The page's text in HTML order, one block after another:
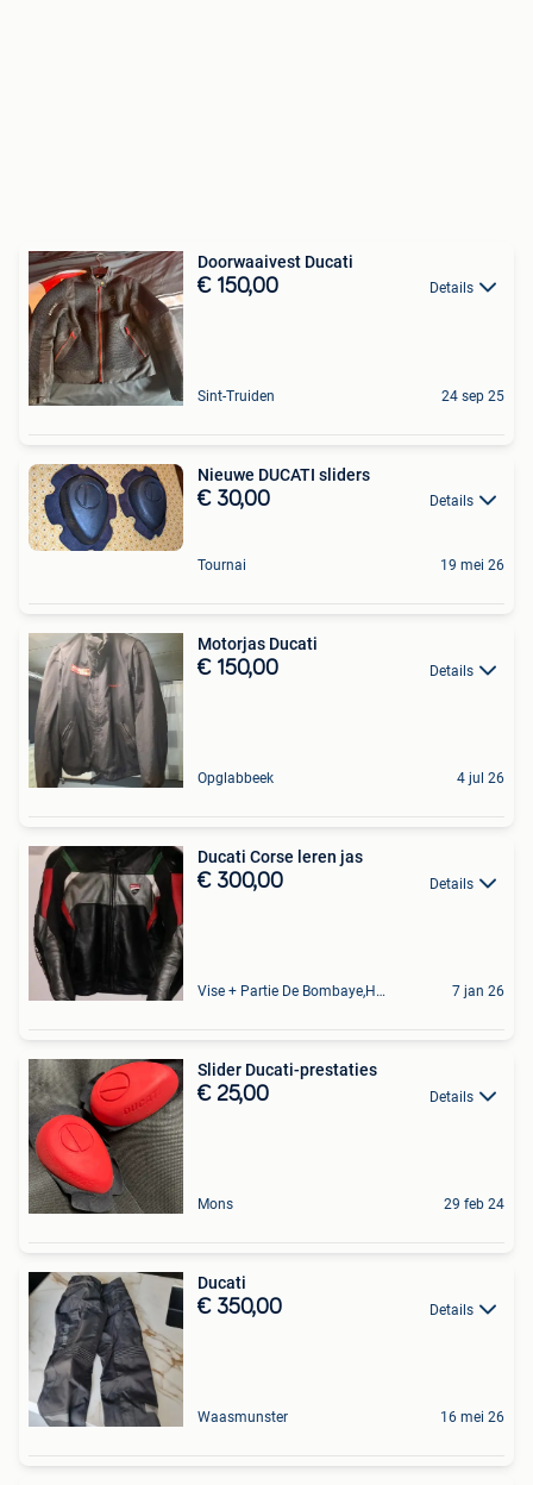
Doorwaaivest Ducati
€ 150,00 Details
Sint-Truiden 24 sep 25
Nieuwe DUCATI sliders
€ 30,00 Details
Tournai 19 mei 26
Motorjas Ducati
€ 150,00 Details
Opglabbeek 4 jul 26
Ducati Corse leren jas
€ 300,00 Details
Vise + Partie De Bombaye,Hac- Court, Hermalle-Ss-Argenteau 7 jan 26
Slider Ducati-prestaties
€ 25,00 Details
Mons 29 feb 24
Ducati
€ 350,00 Details
Waasmunster 16 mei 26